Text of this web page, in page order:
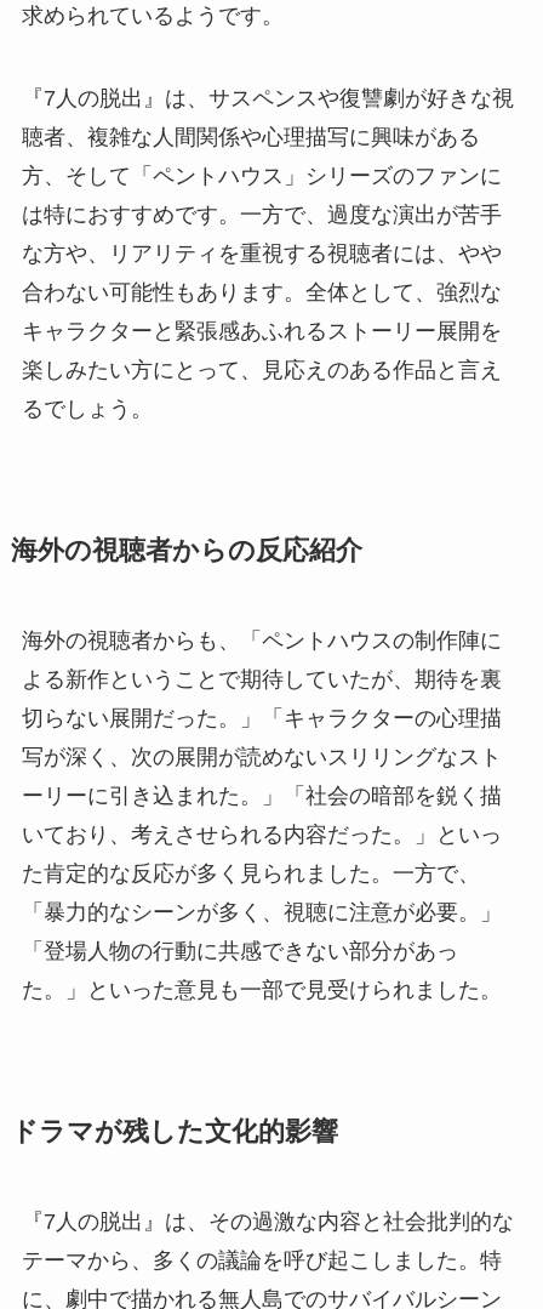
求められているようです。
『7人の脱出』は、サスペンスや復讐劇が好きな視
聴者、複雑な人間関係や心理描写に興味がある
方、そして「ペントハウス」シリーズのファンに
は特におすすめです。一方で、過度な演出が苦手
な方や、リアリティを重視する視聴者には、やや
合わない可能性もあります。全体として、強烈な
キャラクターと緊張感あふれるストーリー展開を
楽しみたい方にとって、見応えのある作品と言え
るでしょう。
海外の視聴者からの反応紹介
海外の視聴者からも、「ペントハウスの制作陣に
よる新作ということで期待していたが、期待を裏
切らない展開だった。」「キャラクターの心理描
写が深く、次の展開が読めないスリリングなスト
ーリーに引き込まれた。」「社会の暗部を鋭く描
いており、考えさせられる内容だった。」といっ
た肯定的な反応が多く見られました。一方で、
「暴力的なシーンが多く、視聴に注意が必要。」
「登場人物の行動に共感できない部分があっ
た。」といった意見も一部で見受けられました。
ドラマが残した文化的影響
『7人の脱出』は、その過激な内容と社会批判的な
テーマから、多くの議論を呼び起こしました。特
に、劇中で描かれる無人島でのサバイバルシーン